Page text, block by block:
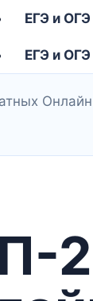
ЕГЭ и ОГЭ
ЕГЭ и ОГЭ